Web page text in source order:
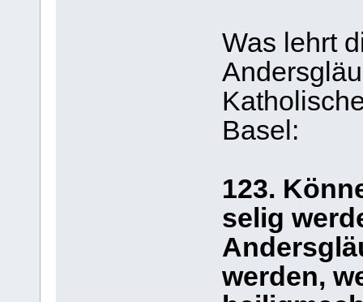
Was lehrt
Basel:
123.
selig
werden,